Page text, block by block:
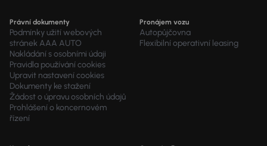
Právní dokumenty
Podmínky užití webových
stránek AAA AUTO
Nakládání s osobními údaji
Pravidla používání cookies
Upravit nastavení cookies
Dokumenty ke stažení
Žádost o úpravu osobních údajů
Prohlášení o koncernovém
řízení
Pronájem vozu
Autopůjčovna
Flexibilní operativní leasing